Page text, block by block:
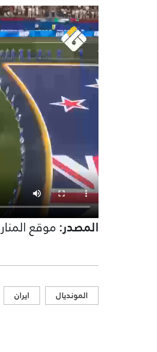
المصدر:موقع المنار
المونديال ايران